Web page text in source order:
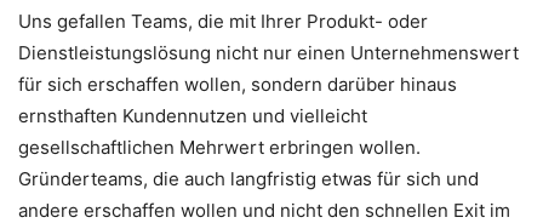
Uns gefallen Teams, die mit Ihrer Produkt- oder
Dienstleistungslösung nicht nur einen Unternehmenswert
für sich erschaffen wollen, sondern darüber hinaus
ernsthaften Kundennutzen und vielleicht
gesellschaftlichen Mehrwert erbringen wollen.
Gründerteams, die auch langfristig etwas für sich und
andere erschaffen wollen und nicht den schnellen Exit im